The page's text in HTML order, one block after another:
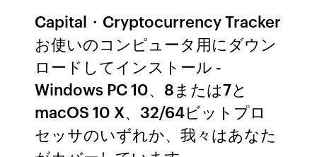
Capital・Cryptocurrency Tracker
お使いのコンピュータ用にダウン
ロードしてインストール -
Windows PC 10、8または7と
macOS 10 X、32/64ビットプロ
セッサのいずれか、我々はあなた